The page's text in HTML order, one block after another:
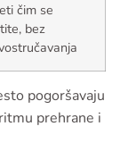
čim se
bez
pogoršavaju
prehrane i